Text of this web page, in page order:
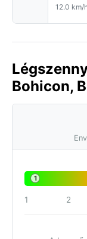
12.0 km/h
Bohicon,
1
1 2